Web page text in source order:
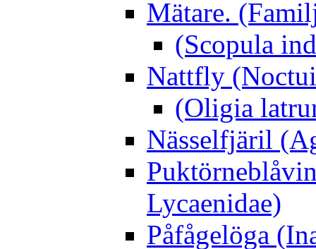
Mätare.
(Scopula
Nattfly
(Oligia
Nässelfjäril
Lycaenidae)
Påfågelöga